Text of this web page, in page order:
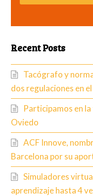
Recent Posts
Tacógrafo y
dos regulaciones en
Participamos en
Oviedo
ACF Innove,
Barcelona por su
Simuladores
aprendizaje hasta 4